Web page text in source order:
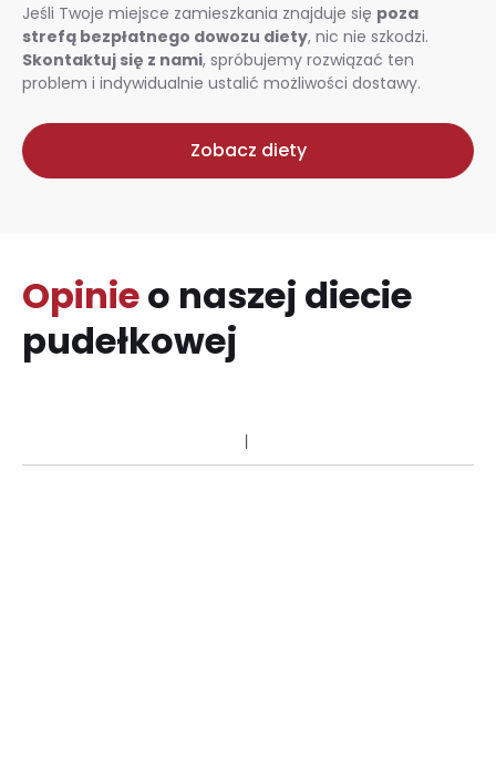
Jeśli Twoje miejsce zamieszkania znajduje się poza
strefą bezpłatnego dowozu diety, nic nie szkodzi.
Skontaktuj się z nami, spróbujemy rozwiązać ten
problem i indywidualnie ustalić możliwości dostawy.
Zobacz diety
Opinieo naszej diecie
pudełkowej